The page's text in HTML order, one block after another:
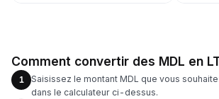
Comment convertir des MDL en
1
Saisissez le montant MDL que vous
dans le calculateur ci-dessus.